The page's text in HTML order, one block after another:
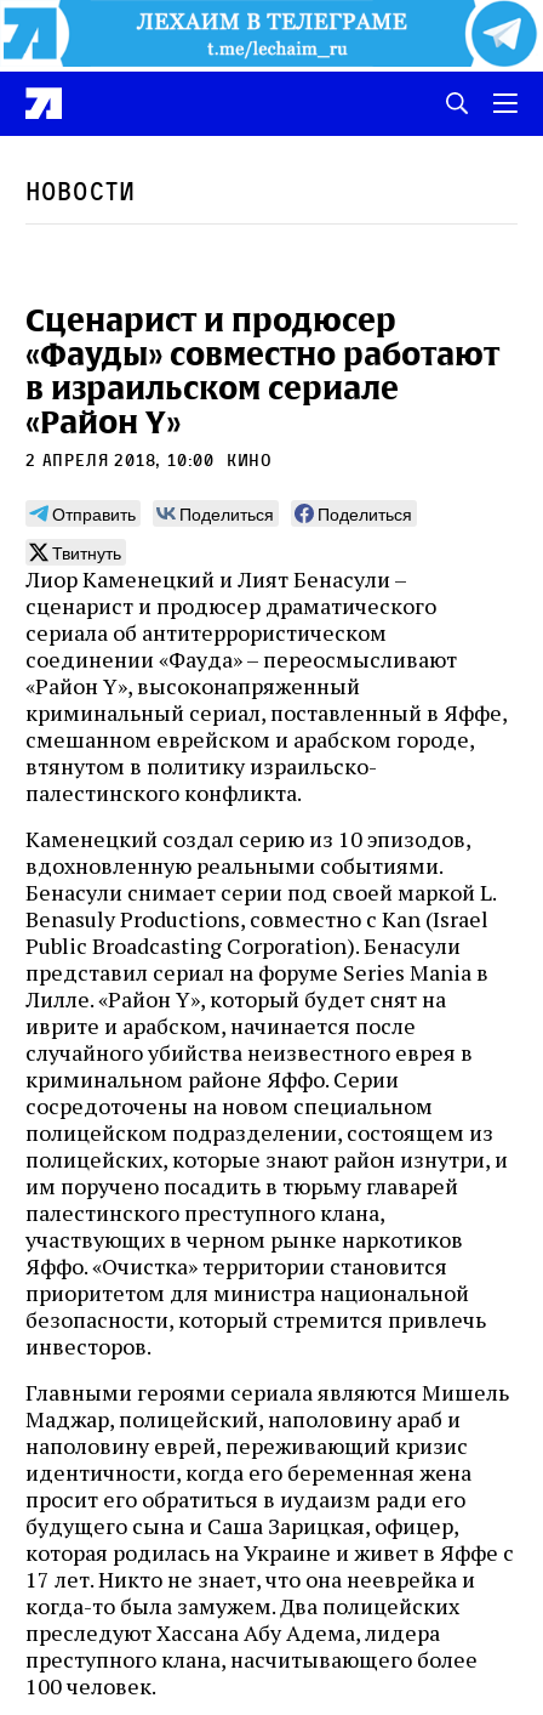
Новости
Сценарист и продюсер
«Фауды» совместно работают
в израильском сериале
«Район Y»
2 апреля 2018, 10:00 Кино
Отправить Поделиться
Поделиться
Твитнуть
Лиор Каменецкий и Лият Бенасули –
сценарист и продюсер драматического
сериала об антитеррористическом
соединении «Фауда» – переосмысливают
«Район Y», высоконапряженный
криминальный сериал, поставленный в Яффе,
смешанном еврейском и арабском городе,
втянутом в политику израильско-
палестинского конфликта.
Каменецкий создал серию из 10 эпизодов,
вдохновленную реальными событиями.
Бенасули снимает серии под своей маркой L.
Benasuly Productions, совместно с Kan (Israel
Public Broadcasting Corporation). Бенасули
представил сериал на форуме Series Mania в
Лилле. «Район Y», который будет снят на
иврите и арабском, начинается после
случайного убийства неизвестного еврея в
криминальном районе Яффо. Серии
сосредоточены на новом специальном
полицейском подразделении, состоящем из
полицейских, которые знают район изнутри, и
им поручено посадить в тюрьму главарей
палестинского преступного клана,
участвующих в черном рынке наркотиков
Яффо. «Очистка» территории становится
приоритетом для министра национальной
безопасности, который стремится привлечь
инвесторов.
Главными героями сериала являются Мишель
Маджар, полицейский, наполовину араб и
наполовину еврей, переживающий кризис
идентичности, когда его беременная жена
просит его обратиться в иудаизм ради его
будущего сына и Саша Зарицкая, офицер,
которая родилась на Украине и живет в Яффе с
17 лет. Никто не знает, что она нееврейка и
когда-то была замужем. Два полицейских
преследуют Хассана Абу Адема, лидера
преступного клана, насчитывающего более
100 человек.